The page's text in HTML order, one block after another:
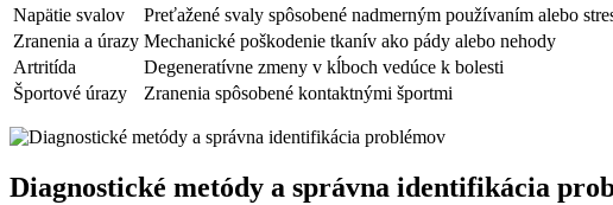
Napätie ⁢svalov
Preťažené ⁣svaly‍ spôsobené nadmerným ​používaním alebo⁣
Zranenia a úrazy Mechanické poškodenie tkanív ako pády alebo nehody
Artritída
Degeneratívne zmeny v⁤ kĺboch vedúce k bolesti
Športové ‍úrazy
Zranenia spôsobené kontaktnými športmi
Diagnostické ‌metódy a správna ⁣identifikácia